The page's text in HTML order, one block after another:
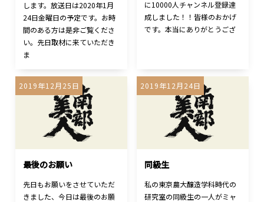
します。放送日は2020年1月
24日金曜日の予定です。お時
間のある方は是非ご覧くださ
い。先日取材に来ていただき
ま
に10000人チャンネル登録達
成しました！！皆様のおかげ
です。本当にありがとうござ
2019年12月25日
最後のお願い
先日もお願いをさせていただ
きました、今日は最後のお願
2019年12月24日
同級生
私の東京農大醸造学科時代の
研究室の同級生の一人がミャ